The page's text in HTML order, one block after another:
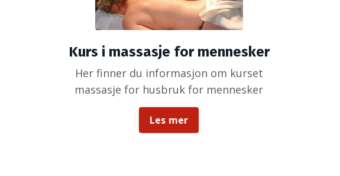
Kurs i massasje for mennesker
Her finner du informasjon om kurset
massasje for husbruk for mennesker
Les mer